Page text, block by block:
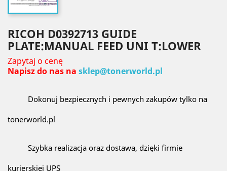
RICOH D0392713 GUIDE
PLATE:MANUAL FEED UNI T:LOWER
Zapytaj o cenę
Napisz do nas na sklep@tonerworld.pl
Dokonuj bezpiecznych i pewnych zakupów tylko na
tonerworld.pl
Szybka realizacja oraz dostawa, dzięki firmie
kurierskiej UPS